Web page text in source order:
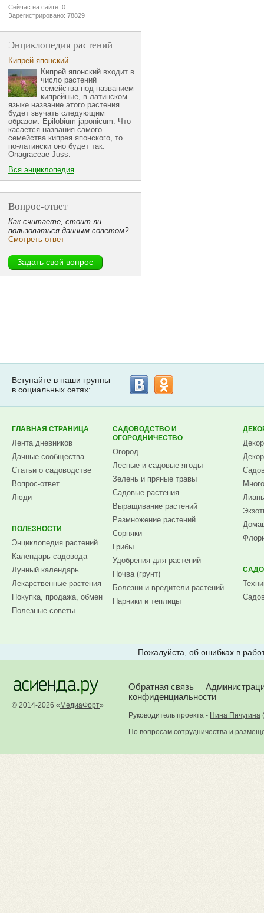
Сейчас на сайте: 0
Зарегистрировано: 78829
Энциклопедия растений
Кипрей японский
Кипрей японский входит в
число растений
семейства под названием
кипрейные, в латинском
языке название этого растения
будет звучать следующим
образом: Epilobium japonicum. Что
касается названия самого
семейства кипрея японского, то
по-латински оно будет так:
Onagraceae Juss.
Вся энциклопедия
Вопрос-ответ
Как считаете, стоит ли
пользоваться данным советом?
Смотреть ответ
Вступайте в наши группы
в социальных сетях:
ГЛАВНАЯ СТРАНИЦА
Лента дневников
Дачные сообщества
Статьи о садоводстве
Вопрос-ответ
Люди
ПОЛЕЗНОСТИ
Энциклопедия растений
Календарь садовода
Лунный календарь
Лекарственные растения
Покупка, продажа, обмен
Полезные советы
САДОВОДСТВО И
ОГОРОДНИЧЕСТВО
Огород
Лесные и садовые ягоды
Зелень и пряные травы
Садовые растения
Выращивание растений
Размножение растений
Сорняки
Грибы
Удобрения для растений
Почва (грунт)
Болезни и вредители растений
Парники и теплицы
Пожалуйста, об ошибках в
© 2014-2026 « МедиаФорт»
Обратная связь
конфиденциальности
Руководитель проекта - Нина Пичугина (
По вопросам сотрудничества и